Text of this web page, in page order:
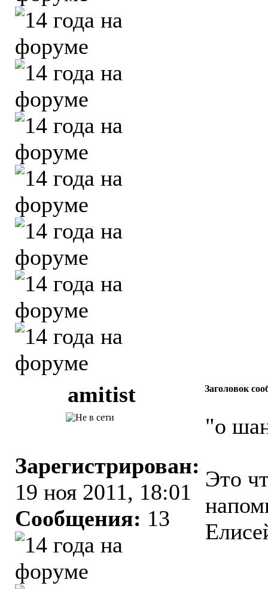
amitist Заголовок
Зарегистрирован:
19 ноя 2011, 18:01
Сообщения: 13
"о
Это